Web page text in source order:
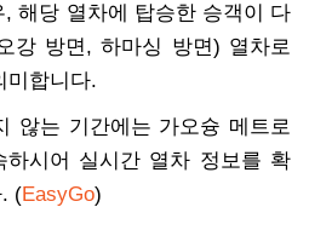
해당 열차에 탑승한 승객이 다
강 방면, 하마싱 방면) 열차로
미합니다.
않는 기간에는 가오슝 메트로
하시어 실시간 열차 정보를 확
(EasyGo)